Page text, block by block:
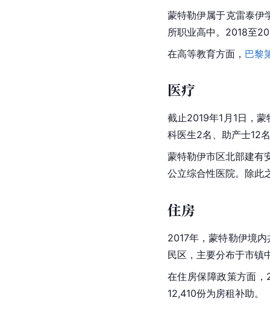
蒙特勒伊属于克雷泰伊
所职业高中。2018至
在高等教育方面， 巴黎
医疗
截止2019年1月1日，
科医生2名、助产士12
蒙特勒伊市区北部建有
公立综合性医院。除此
住房
2017年，蒙特勒伊境
民区，主要分布于市镇
在住房保障政策方面
12,410份为房租补助。